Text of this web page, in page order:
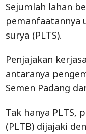
Sejumlah lahan
pemanfaatannya
surya (PLTS).
Penjajakan
antaranya
Semen Padang
Tak hanya PLTS,
(PLTB) dijajaki